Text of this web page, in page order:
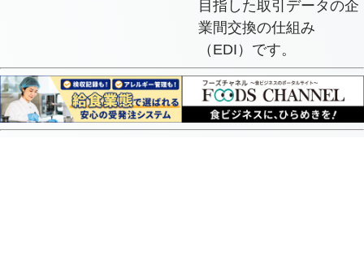
目指した取引データの企
業間交換の仕組み
（EDI）です。